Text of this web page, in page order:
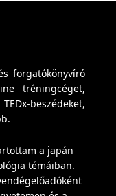
forgatókönyvíró
tréningcéget,
beszédeket,
a japán
témáiban.